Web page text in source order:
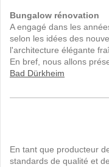
Bungalow rénovation
A engagé dans les
selon les idées des
l'architecture élégante
En bref, nous allons
Bad Dürkheim
En tant que producteur
standards de qualité et